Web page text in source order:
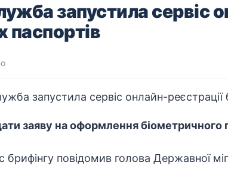
запустила сервіс
паспортів
заяву на оформлення біометричного
брифінгу повідомив голова Державної